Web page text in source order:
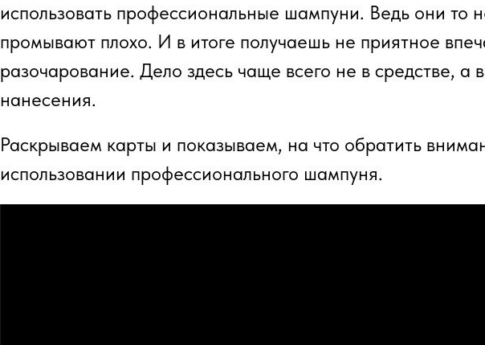
использовать профессиональные шампуни. Ведь они то
промывают плохо. И в итоге получаешь не приятное
разочарование. Дело здесь чаще всего не в средстве, а
нанесения.
Раскрываем карты и показываем, на что обратить
использовании профессионального шампуня.